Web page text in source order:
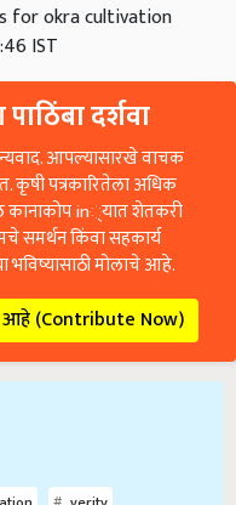
for okra cultivation
IST
दर्शवा
आपल्यासारखे वाचक
कृषी पत्रकारितेला अधिक
कानाकोप in्यात शेतकरी
समर्थन किंवा सहकार्य
मोलाचे आहे.
(Contribute Now)